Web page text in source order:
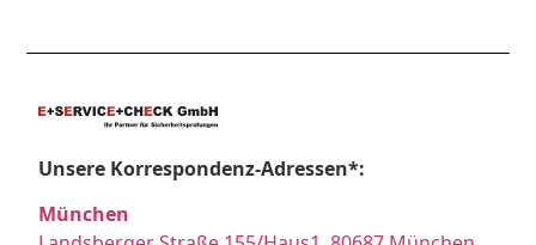
Unsere Korrespondenz-Adressen*:
München